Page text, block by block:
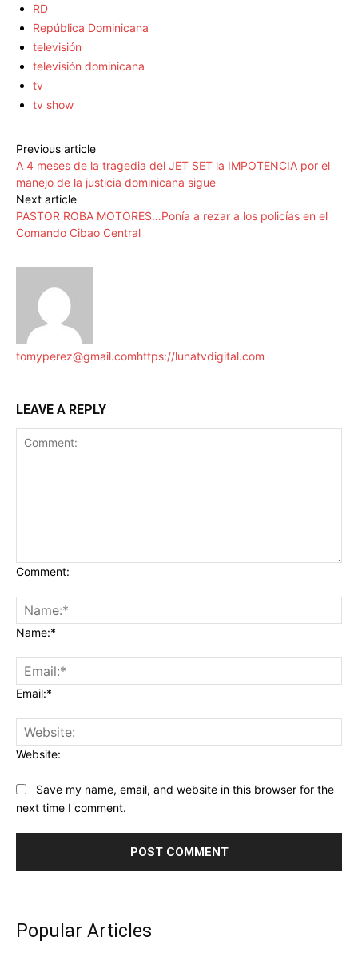
RD
República Dominicana
televisión
televisión dominicana
tv
tv show
Previous article
A 4 meses de la tragedia del JET SET la IMPOTENCIA por el
manejo de la justicia dominicana sigue
Next article
PASTOR ROBA MOTORES…Ponía a rezar a los policías en el
Comando Cibao Central
tomyperez@gmail.comhttps://lunatvdigital.com
LEAVE A REPLY
Comment:
Name:*
Email:*
Website:
Save my name, email, and website in this browser for the
next time I comment.
Popular Articles